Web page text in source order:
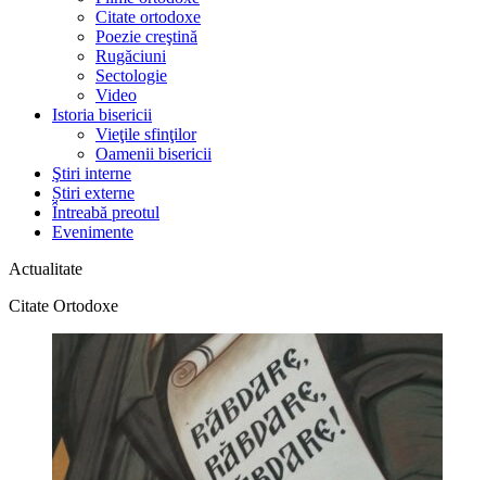
Citate ortodoxe
Poezie creştină
Rugăciuni
Sectologie
Video
Istoria bisericii
Vieţile sfinţilor
Oamenii bisericii
Ştiri interne
Știri externe
Întreabă preotul
Evenimente
Actualitate
Citate Ortodoxe